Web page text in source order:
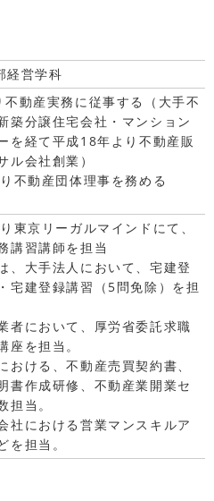
経営学科
動産実務に従事する（大手不
築分譲住宅会社・マンション
を経て平成18年より不動産販
ル会社創業）
不動産団体理事を務める
東京リーガルマインドにて、
講習講師を担当
、大手法人において、宅建登
宅建登録講習（5問免除）を担
者において、厚労省委託求職
座を担当。
おける、不動産売買契約書、
書作成研修、不動産業開業セ
担当。
社における営業マンスキルア
を担当。